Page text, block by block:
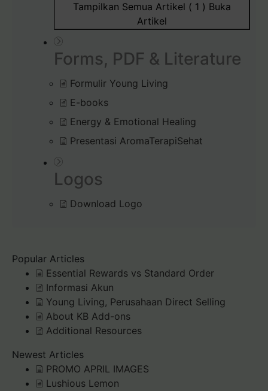
Tampilkan Semua Artikel ( 1 ) Buka
Artikel
Forms, PDF & Literature
Formulir Young Living
E-books
Energy & Emotional Healing
Presentasi AromaTerapiSehat
Logos
Download Logo
Popular Articles
Essential Rewards vs Standard Order
Informasi Akun
Young Living, Perusahaan Direct Selling
About KB Add-ons
Additional Resources
Newest Articles
PROMO APRIL IMAGES
Lushious Lemon